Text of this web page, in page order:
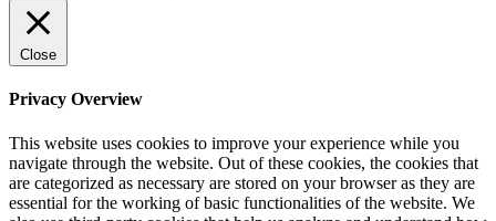
Close
Privacy Overview
This website uses cookies to improve your experience while you
navigate through the website. Out of these cookies, the cookies that
are categorized as necessary are stored on your browser as they are
essential for the working of basic functionalities of the website. We